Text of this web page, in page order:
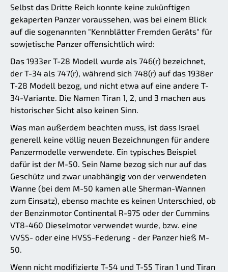
Selbst das Dritte Reich konnte keine zukünftigen
gekaperten Panzer voraussehen, was bei einem Blick
auf die sogenannten "Kennblätter Fremden Geräts" für
sowjetische Panzer offensichtlich wird:
Das 1933er T-28 Modell wurde als 746(r) bezeichnet,
der T-34 als 747(r), während sich 748(r) auf das 1938er
T-28 Modell bezog, und nicht etwa auf eine andere T-
34-Variante. Die Namen Tiran 1, 2, und 3 machen aus
historischer Sicht also keinen Sinn.
Was man außerdem beachten muss, ist dass Israel
generell keine völlig neuen Bezeichnungen für andere
Panzermodelle verwendete. Ein typisches Beispiel
dafür ist der M-50. Sein Name bezog sich nur auf das
Geschütz und zwar unabhängig von der verwendeten
Wanne (bei dem M-50 kamen alle Sherman-Wannen
zum Einsatz), ebenso machte es keinen Unterschied, ob
der Benzinmotor Continental R-975 oder der Cummins
VT8-460 Dieselmotor verwendet wurde, bzw. eine
VVSS- oder eine HVSS-Federung - der Panzer hieß M-
50.
Wenn nicht modifizierte T-54 und T-55 Tiran 1 und Tiran